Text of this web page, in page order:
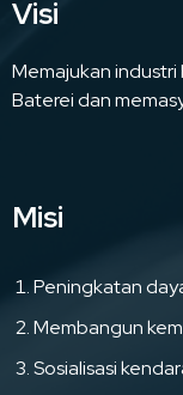
Visi
Memajukan
Baterei dan
Misi
Peningkatan
Membangun
Sosialisasi